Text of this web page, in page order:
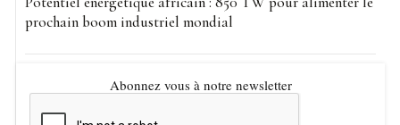
prochain boom industriel mondial
Abonnez vous à notre newsletter